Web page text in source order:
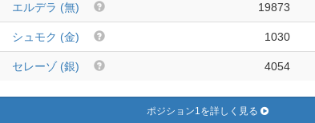
エルデラ (無) 19873
シュモク (金) 1030
セレーゾ (銀) 4054
ポジション1を詳しく見る